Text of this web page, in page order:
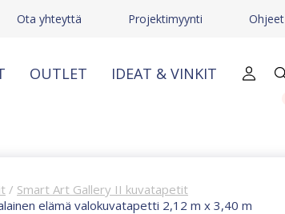
Ota yhteyttä Projektimyynti Ohjeet
OUTLET IDEAT & VINKIT
/ Smart Art Gallery II kuvatapetit
elämä valokuvatapetti 2,12 m x 3,40 m